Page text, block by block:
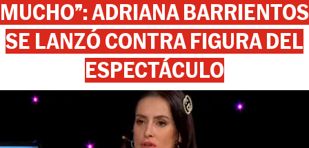
MUCHO”: ADRIANA BARRIENTOS
SE LANZÓ CONTRA FIGURA DEL
ESPECTÁCULO